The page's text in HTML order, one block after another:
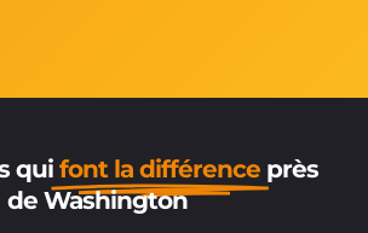
qui font la différence près
de Washington